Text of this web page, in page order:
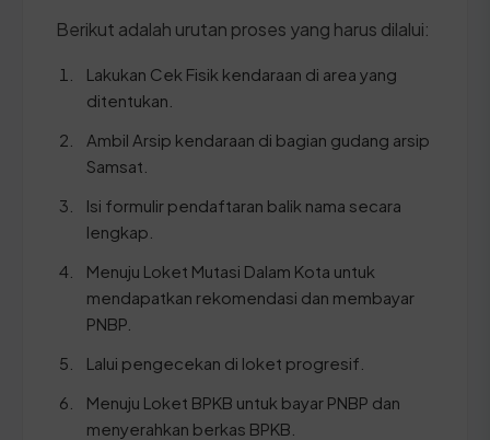
Berikut adalah urutan proses yang harus dilalui:
Lakukan Cek Fisik kendaraan di area yang
ditentukan.
Ambil Arsip kendaraan di bagian gudang arsip
Samsat.
Isi formulir pendaftaran balik nama secara
lengkap.
Menuju Loket Mutasi Dalam Kota untuk
mendapatkan rekomendasi dan membayar
PNBP.
Lalui pengecekan di loket progresif.
Menuju Loket BPKB untuk bayar PNBP dan
menyerahkan berkas BPKB.